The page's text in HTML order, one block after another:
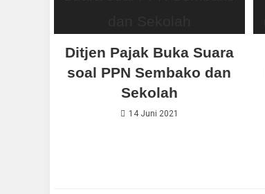
Ditjen Pajak Buka Suara
soal PPN Sembako dan
Sekolah
14 Juni 2021